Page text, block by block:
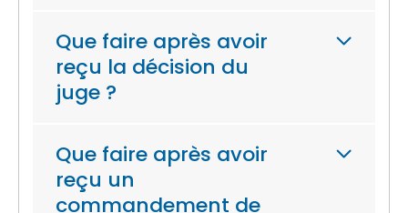
Que faire après avoir
reçu la décision du
juge ?
Que faire après avoir
reçu un
commandement de